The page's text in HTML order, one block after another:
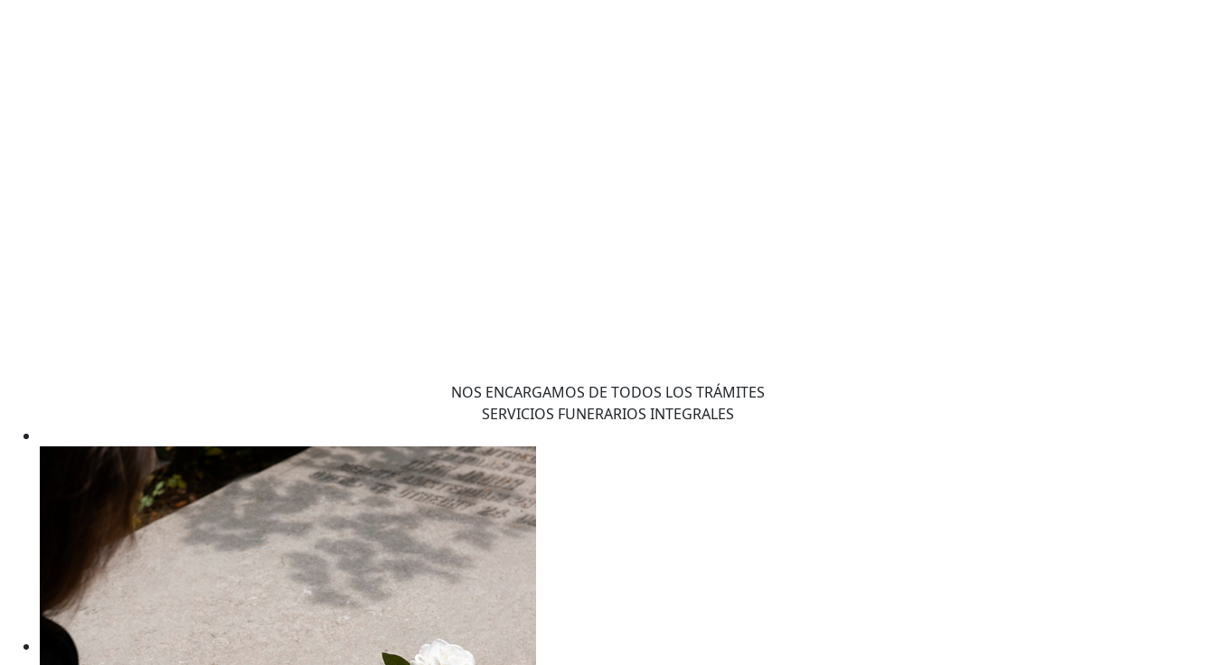
NOS ENCARGAMOS DE TODOS LOS TRÁMITES
SERVICIOS FUNERARIOS INTEGRALES